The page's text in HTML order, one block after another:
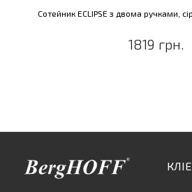
Сотейник ECLIPSE з двома ручками,
1819 грн.